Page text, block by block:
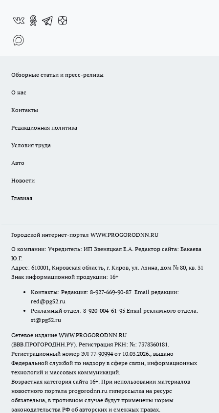
Обзорные статьи и пресс-релизы
О нас
Контакты
Редакционная политика
Условия труда
Авто
Новости
Главная
Городской интернет-портал WWW.PROGORODNN.RU
О компании: Учредитель: ИП Звеняцкая Е.А. Редактор сайта: Бакаева
Ю.Г.
Адрес: 610001, Кировская область, г. Киров, ул. Азина, дом № 80, кв. 31
Знак информационной продукции: 16+
Контакты: Редакция: 8-927-669-90-87 Email редакции:
red@pg52.ru
Рекламный отдел: 8-920-004-61-95 Email рекламного отдела:
st@pg52.ru
Сетевое издание WWW.PROGORODNN.RU
(ВВВ.ПРОГОРОДНН.РУ). Регистрация РКН: №: 7378360181.
Регистрационный номер ЭЛ 77-90994 от 10.03.2026., выдано
Федеральной службой по надзору в сфере связи, информационных
технологий и массовых коммуникаций.
Возрастная категория сайта 16+. При использовании материалов
новостного портала progorodnn.ru гиперссылка на ресурс
обязательна, в противном случае будут применены нормы
законодательства РФ об авторских и смежных правах.